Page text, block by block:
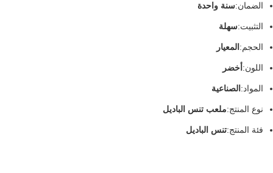
الضمان:سنة واحدة
التثبيت:سهلة
الحجم:المعيار
اللون:أخضر
المواد:الصناعية
نوع المنتج:ملعب تنس الباديل
فئة المنتج:تنس الباديل